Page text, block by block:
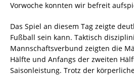
Vorwoche konnten wir befreit
Das Spiel an diesem Tag zeigte
Fußball sein kann. Taktisch
Mannschaftsverbund zeigten die
Hälfte und Anfangs der zweiten
Saisonleistung. Trotz der